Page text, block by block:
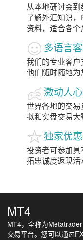
从本地研讨会
了解外汇知识
资料，适合各个
多语言
我们的专业客户
他们随时随地为
激动人
世界各地的交
拟和实盘交易大
独家优
投资者可参加
拓忠诚度返现活
MT4
MT4，全称为
交易平台。您可以通过